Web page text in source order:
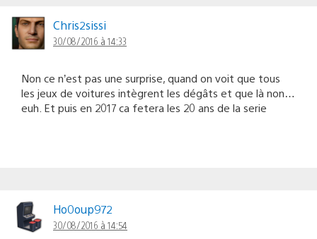
Chris2sissi
30/08/2016 à 14:33
Non ce n’est pas une surprise, quand on voit que tous
les jeux de voitures intègrent les dégâts et que là non…
euh. Et puis en 2017 ca fetera les 20 ans de la serie
Ho0oup972
30/08/2016 à 14:54